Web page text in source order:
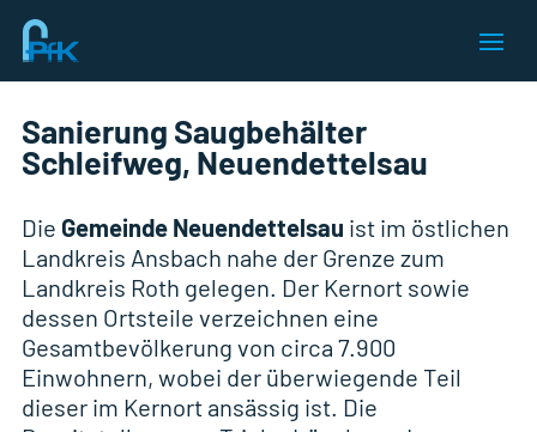
Sanierung Saugbehälter
Schleifweg, Neuendettelsau
Die Gemeinde Neuendettelsau ist im östlichen
Landkreis Ansbach nahe der Grenze zum
Landkreis Roth gelegen. Der Kernort sowie
dessen Ortsteile verzeichnen eine
Gesamtbevölkerung von circa 7.900
Einwohnern, wobei der überwiegende Teil
dieser im Kernort ansässig ist. Die